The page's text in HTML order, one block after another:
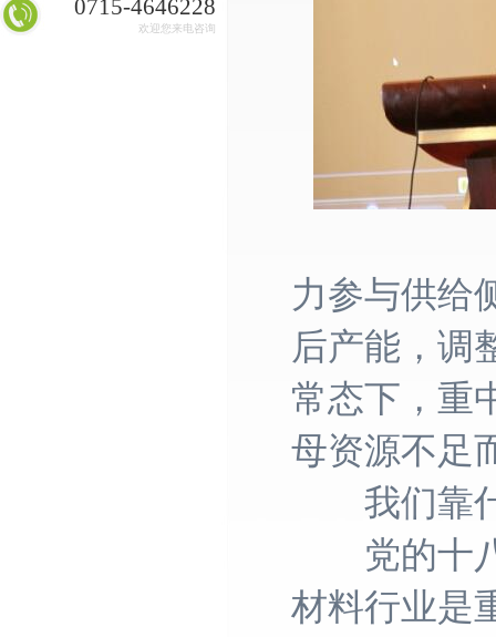
0715-4646228
欢迎您来电咨询
力参与供给
后产能，调
常态下，重
母资源不足
我们靠什
党的十八
材料行业是